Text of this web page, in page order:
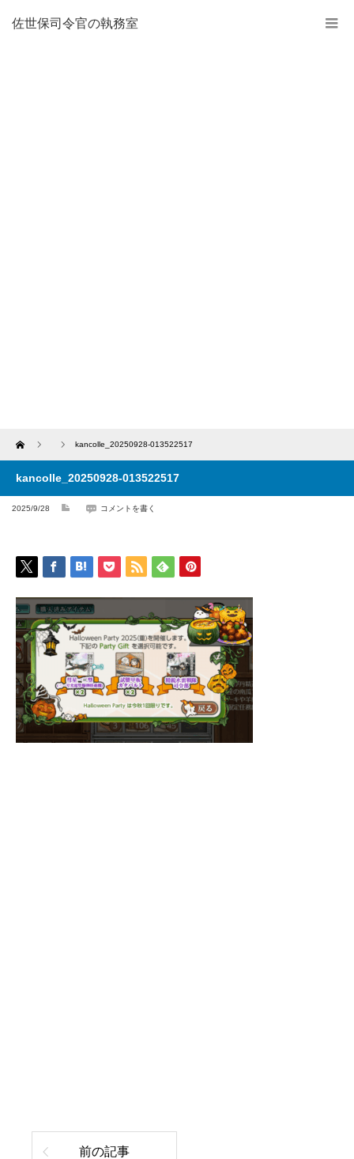
佐世保司令官の執務室
Home kancolle_20250928-013522517
kancolle_20250928-013522517
2025/9/28 コメントを書く
前の記事